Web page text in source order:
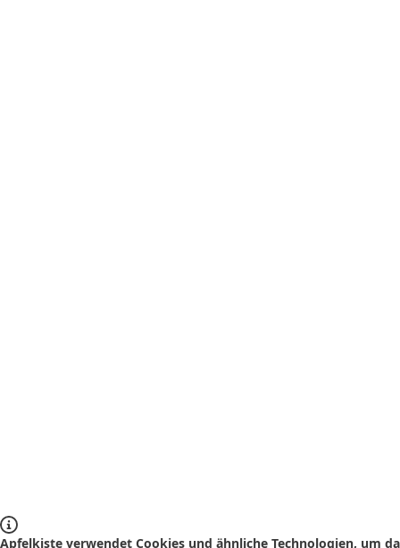
Apfelkiste verwendet Cookies und ähnliche Technologien, um